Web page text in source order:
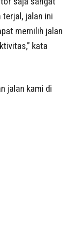
terjal, jalan ini
memilih jalan
kata
jalan kami di